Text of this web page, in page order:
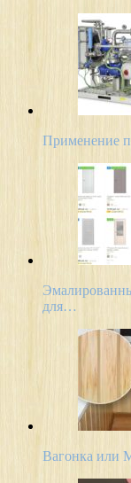
Применение
для…
Вагонка или